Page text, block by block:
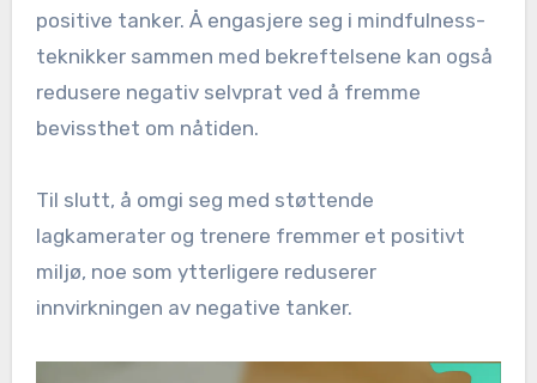
positive tanker. Å engasjere seg i mindfulness-
teknikker sammen med bekreftelsene kan også
redusere negativ selvprat ved å fremme
bevissthet om nåtiden.
Til slutt, å omgi seg med støttende
lagkamerater og trenere fremmer et positivt
miljø, noe som ytterligere reduserer
innvirkningen av negative tanker.